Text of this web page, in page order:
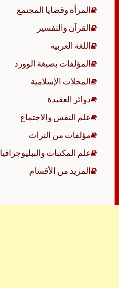
المرأة وقضايا المجتمع
القرآن والتفسير
اللغة العربية
المؤلفات بصيغة الوورد
المجلات الإسلامية
دوائر العقيدة
علم النفس والاجتماع
مؤلفات من التراث
علم المكتبات والببليوجرافيا
المزيد من الأقسام